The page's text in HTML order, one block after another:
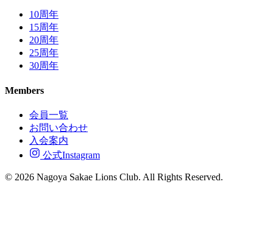
10周年
15周年
20周年
25周年
30周年
Members
会員一覧
お問い合わせ
入会案内
公式Instagram
© 2026 Nagoya Sakae Lions Club. All Rights Reserved.